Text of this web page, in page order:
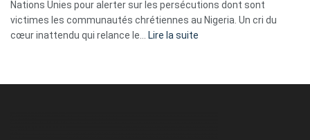
Nations Unies pour alerter sur les persécutions dont sont
victimes les communautés chrétiennes au Nigeria. Un cri du
cœur inattendu qui relance le…
Lire la suite